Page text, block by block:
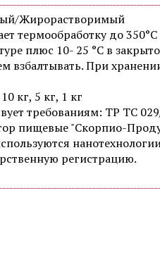
Жирорастворимый
термообработку до 350°C
плюс 10- 25 °C в
взбалтывать. При
кг, 5 кг, 1 кг
требованиям: ТР ТС
пищевые "Скорпио-
регистрацию.